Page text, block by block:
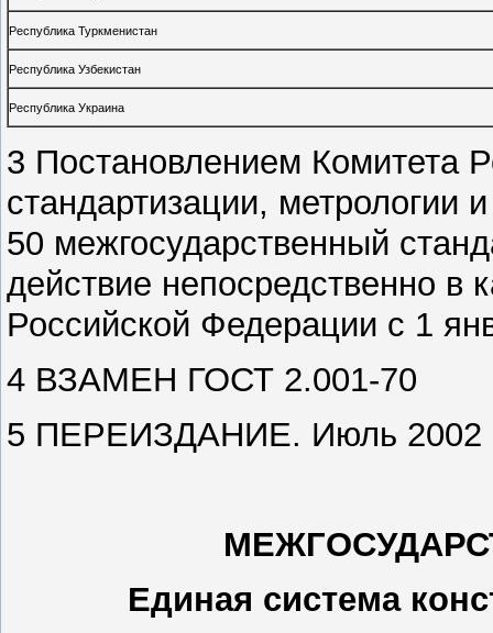
Республика Туркменистан
Республика Узбекистан
Республика Украина
3 Постановлением Комитета
стандартизации, метрологии
50 межгосударственный
действие непосредственно в
Российской Федерации с 1
4 ВЗАМЕН ГОСТ 2.001-70
5 ПЕРЕИЗДАНИЕ. Июль 2002
Единая система